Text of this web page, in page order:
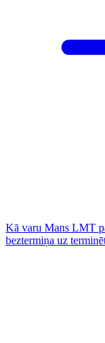
Kā varu Mans LMT
beztermiņa uz